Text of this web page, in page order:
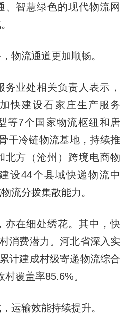
、智慧绿色的现代物流网
流通道更加顺畅。
业处相关负责人表示，
快建设石家庄生产服务
等7个国家物流枢纽和唐
干冷链物流基地，持续推
北方（沧州）跨境电商物
设44个县域快递物流中
流分拨集散能力。
在细处绣花。其中，快
消费潜力。河北省深入实
计建成村级寄递物流综合
覆盖率85.6%。
输效能持续提升。